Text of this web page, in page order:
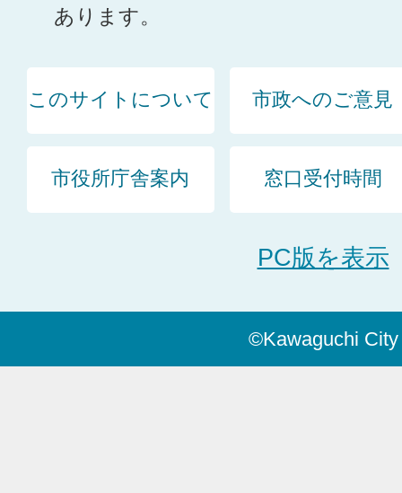
あります。
このサイトについて 市政へのご意見
市役所庁舎案内 窓口受付時間
PC版を表示
©Kawaguchi City